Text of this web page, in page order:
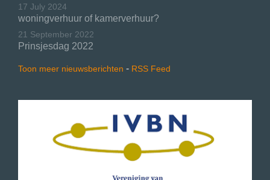
17 July 2024
woningverhuur of kamerverhuur?
21 September 2022
Prinsjesdag 2022
Toon meer nieuwsberichten - RSS Feed